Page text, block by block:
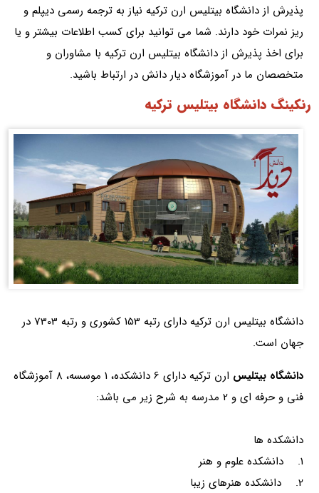
پذیرش از دانشگاه بیتلیس ارن ترکیه نیاز به ترجمه رسمی دیپلم و
ریز نمرات خود دارند. شما می توانید برای کسب اطلاعات بیشتر و یا
برای اخذ پذیرش از دانشگاه بیتلیس ارن ترکیه با مشاوران و
متخصصان ما در آموزشگاه دیار دانش در ارتباط باشید.
رنکینگ دانشگاه بیتلیس ترکیه
دانشگاه بیتلیس ارن ترکیه دارای رتبه 153 کشوری و رتبه 7303 در
جهان است.
دانشگاه بیتلیس
ارن ترکیه دارای 6 دانشکده، 1 موسسه، 8 آموزشگاه
فنی و حرفه ای و 2 مدرسه به شرح زیر می باشد:
دانشکده ها
1. دانشکده علوم و هنر
2. دانشکده هنرهای زیبا